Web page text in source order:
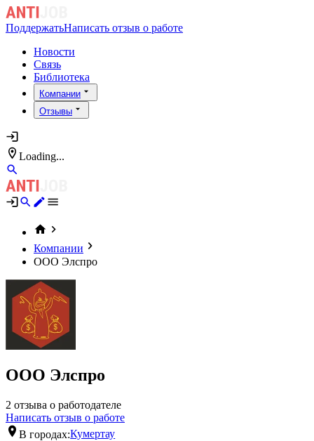
ПоддержатьНаписать отзыв о работе
Новости
Связь
Библиотека
Компании
Отзывы
Loading...
Компании
ООО Элспро
ООО Элспро
2 отзыва о работодателе
Написать отзыв о работе
В городах:Кумертау